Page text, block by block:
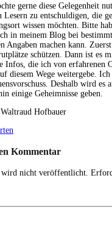
gerne diese Gelegenheit
Lesern zu entschuldigen, die
wissen möchten. Bitte
in meinem Blog bei
Angaben machen kann.
schützen. Dann ist es
Infos, die ich von erfahrenen
diesem Wege weitergebe.
Deshalb wird es
einige Geheimnisse geben.
Hofbauer
Kommentar
nicht veröffentlicht.